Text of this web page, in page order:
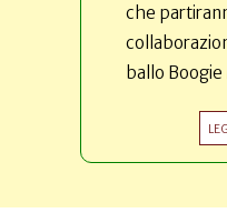
che
ballo